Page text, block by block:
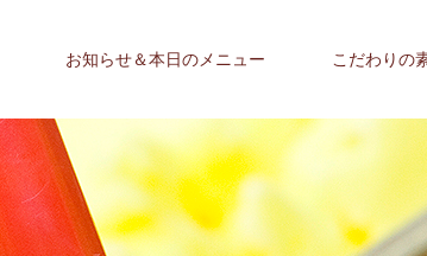
お知らせ＆本日のメニュー こだわりの